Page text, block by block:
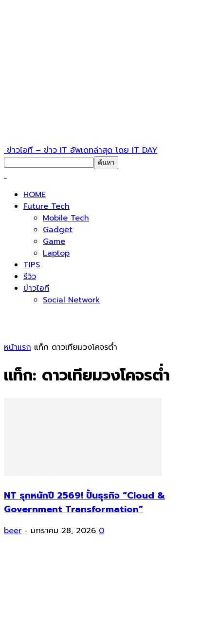
ข่าวไอที – ข่าว IT อัพเดทล่าสุด โดย IT DAY
HOME
Future Tech
Mobile Tech
Gadget
Game
Laptop
TIPS
รีวิว
ข่าวไอที
Social Network
หน้าแรก แท็ก ดาวเทียมวงโคจรต่ำ
แท็ก: ดาวเทียมวงโคจรต่ำ
NT รุกหนักปี 2569! ปั้นธุรกิจ “Cloud &
Government Transformation”
beer - มกราคม 28, 2026 0